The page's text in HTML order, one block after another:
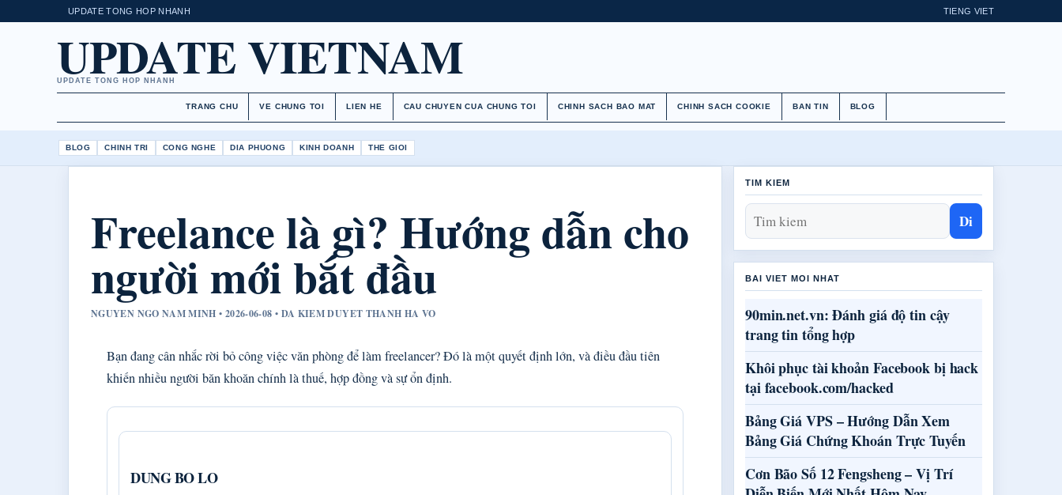
UPDATE TONG HOP NHANH TIENG VIET
UPDATE VIETNAM
UPDATE TONG HOP NHANH
TRANG CHU VE CHUNG TOI LIEN HE CAU CHUYEN CUA CHUNG TOI CHINH SACH BAO MAT CHINH SACH COOKIE BAN TIN BLOG
BLOG CHINH TRI CONG NGHE DIA PHUONG KINH DOANH THE GIOI
Freelance là gì? Hướng dẫn cho
người mới bắt đầu
NGUYEN NGO NAM MINH • 2026-06-08 • DA KIEM DUYET THANH HA VO
Bạn đang cân nhắc rời bỏ công việc văn phòng để làm freelancer? Đó là một quyết định lớn, và điều đầu tiên
khiến nhiều người băn khoăn chính là thuế, hợp đồng và sự ổn định.
DUNG BO LO
TIM KIEM
Di
BAI VIET MOI NHAT
90min.net.vn: Đánh giá độ tin cậy
trang tin tổng hợp
Khôi phục tài khoản Facebook bị hack
tại facebook.com/hacked
Bảng Giá VPS – Hướng Dẫn Xem
Bảng Giá Chứng Khoán Trực Tuyến
Cơn Bão Số 12 Fengsheng – Vị Trí